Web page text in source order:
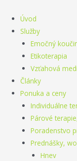
obsah
Úvod
Služby
Emočný
Etikoterapia
Vzťahová
Články
Ponuka a ceny
Individuálne
Párové
Poradenstvo
Prednášky,
Hnev